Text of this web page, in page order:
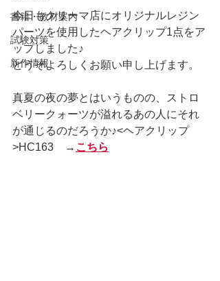
書籍・教材案内
試験対策
新作情報
今日もクリーマ店にオリジナルレジン
パーツを使用したヘアクリップ1点をア
ップしました♪
どうぞよろしくお願い申し上げます。
真夏の夜の夢とはいうものの、ストロ
ベリークォーツが溢れるあの人にそれ
が通じるのだろうか♪<ヘアクリップ
>HC163　→ こちら